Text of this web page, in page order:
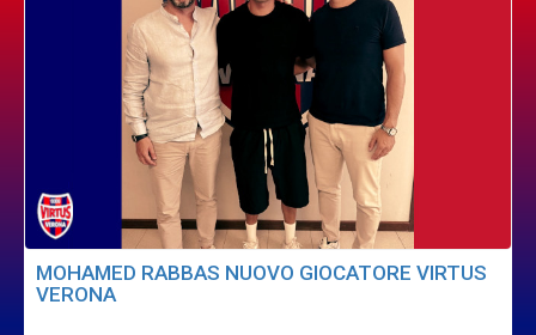
MOHAMED RABBAS NUOVO GIOCATORE VIRTUS
VERONA